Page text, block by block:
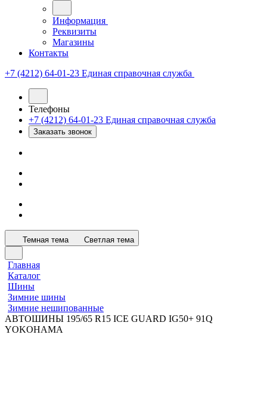
Информация
Реквизиты
Магазины
Контакты
+7 (4212) 64-01-23 Единая справочная служба
Телефоны
+7 (4212) 64-01-23 Единая справочная служба
Заказать звонок
Темная тема Светлая тема
Главная
Каталог
Шины
Зимние шины
Зимние нешипованные
АВТОШИНЫ 195/65 R15 ICE GUARD IG50+ 91Q
YOKOHAMA